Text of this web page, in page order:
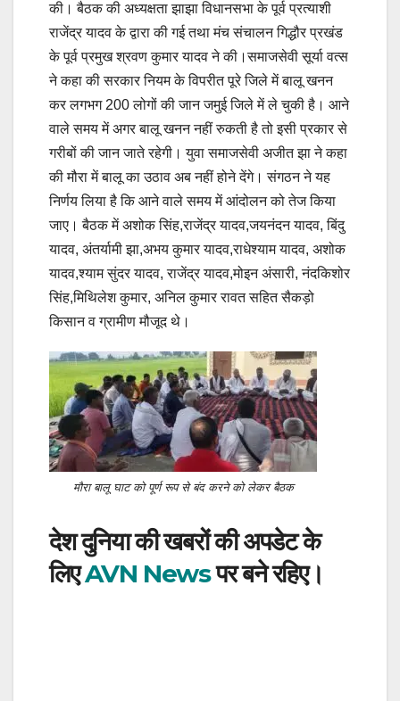
की। बैठक की अध्यक्षता झाझा विधानसभा के पूर्व प्रत्याशी
राजेंद्र यादव के द्वारा की गई तथा मंच संचालन गिद्धौर प्रखंड
के पूर्व प्रमुख श्रवण कुमार यादव ने की।समाजसेवी सूर्या वत्स
ने कहा की सरकार नियम के विपरीत पूरे जिले में बालू खनन
कर लगभग 200 लोगों की जान जमुई जिले में ले चुकी है। आने
वाले समय में अगर बालू खनन नहीं रुकती है तो इसी प्रकार से
गरीबों की जान जाते रहेगी। युवा समाजसेवी अजीत झा ने कहा
की मौरा में बालू का उठाव अब नहीं होने देंगे। संगठन ने यह
निर्णय लिया है कि आने वाले समय में आंदोलन को तेज किया
जाए। बैठक में अशोक सिंह,राजेंद्र यादव,जयनंदन यादव, बिंदु
यादव, अंतर्यामी झा,अभय कुमार यादव,राधेश्याम यादव, अशोक
यादव,श्याम सुंदर यादव, राजेंद्र यादव,मोइन अंसारी, नंदकिशोर
सिंह,मिथिलेश कुमार, अनिल कुमार रावत सहित सैकड़ो
किसान व ग्रामीण मौजूद थे।
मौरा बालू घाट को पूर्ण रूप से बंद करने को लेकर बैठक
देश दुनिया की खबरों की अपडेट के
लिएAVN Newsपर बने रहिए।